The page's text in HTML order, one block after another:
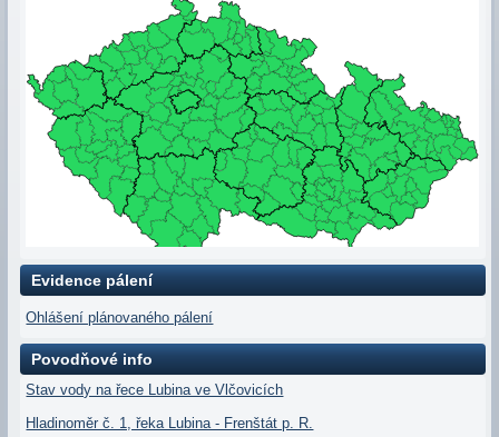
Evidence pálení
Ohlášení plánovaného pálení
Povodňové info
Stav vody na řece Lubina ve Vlčovicích
Hladinoměr č. 1, řeka Lubina - Frenštát p. R.